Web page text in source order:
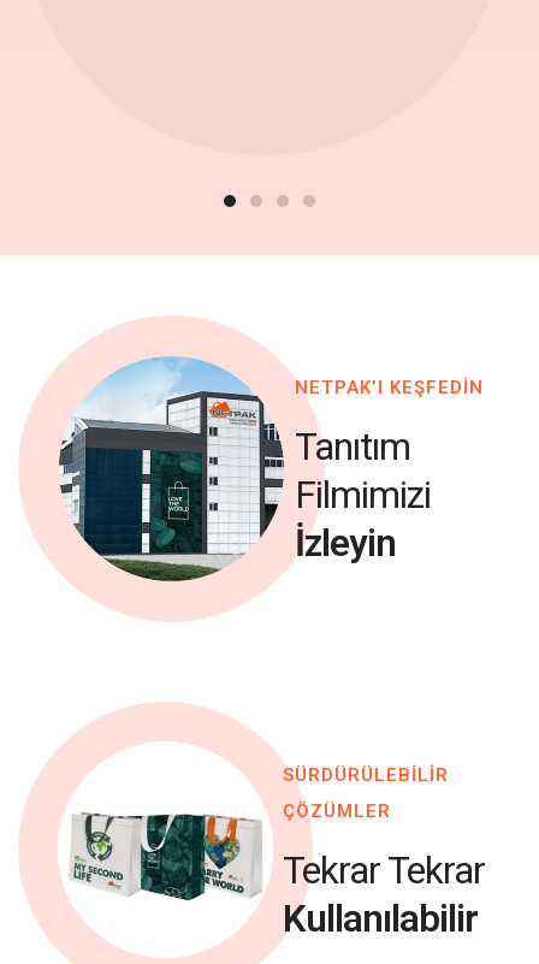
NETPAK’I KEŞFEDİN
Tanıtım
Filmimizi
İzleyin
SÜRDÜRÜLEBİLİR
ÇÖZÜMLER
Tekrar Tekrar
Kullanılabilir